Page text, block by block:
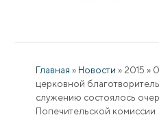
Главная » Новости » 2015 »
церковной
служению состоялось
Попечительской комиссии